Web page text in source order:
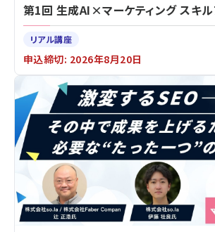
第1回 生成AI×マーケティング スキ
リアル講座
申込締切: 2026年8月20日